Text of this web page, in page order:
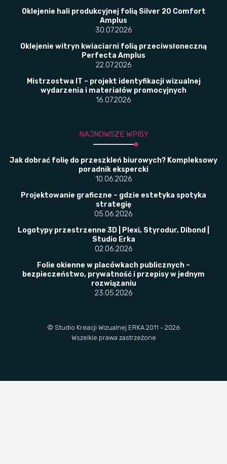
Oklejenie hali produkcyjnej folią Silver 20 Comfort
Amplus
30.07.2026
Oklejenie witryn kwiaciarni folią przeciwsłoneczną
Perfecta Amplus
22.07.2026
Mistrzostwa IT – projekt identyfikacji wizualnej
wydarzenia i materiałów promocyjnych
16.07.2026
NAJNOWSZE WPISY
Jak dobrać folię do przeszkleń biurowych? Kompleksowy
poradnik ekspercki
10.06.2026
Projektowanie graficzne – gdzie estetyka spotyka
strategię
05.06.2026
Logotypy przestrzenne 3D | Plexi, Styrodur, Dibond |
Studio Erka
02.06.2026
​Folie okienne w placówkach publicznych –
bezpieczeństwo, prywatność i przepisy w jednym
rozwiązaniu
23.05.2026
© Studio Kreacji Wizualnej ERKA 2011 - 2026
Wszelkie prawa zastrzeżone